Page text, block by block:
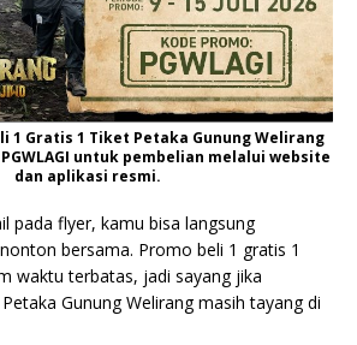
1 Gratis 1 Tiket Petaka Gunung Welirang
untuk pembelian melalui website
dan aplikasi resmi.
pada flyer, kamu bisa langsung
bersama. Promo beli 1 gratis 1
waktu terbatas, jadi sayang jika
Gunung Welirang masih tayang di